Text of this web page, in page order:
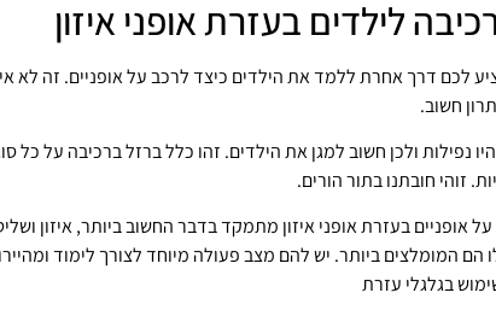
לילדים בעזרת אופני איזון
לכם דרך אחרת ללמד את הילדים כיצד לרכב על אופניים. זה לא
חשוב.
יהיו נפילות ולכן חשוב למגן את הילדים. זהו כלל ברזל ברכיבה על
זוהי חובתנו בתור הורים.
אופניים בעזרת אופני איזון מתמקד בדבר החשוב ביותר, איזון
הם המומלצים ביותר. יש להם מצב פעולה מיוחד לצורך לימוד
בגלגלי עזרת